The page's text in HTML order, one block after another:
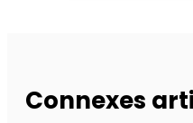
Connexes